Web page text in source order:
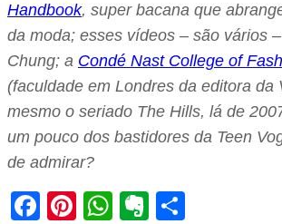
Handbook, super bacana que
da moda; esses vídeos – são vários
Chung; a Condé Nast College of
(faculdade em Londres da editora da
mesmo o seriado The Hills, lá de
um pouco dos bastidores da Teen
de admirar?
Facebook
Pinterest
WhatsApp
Evernote